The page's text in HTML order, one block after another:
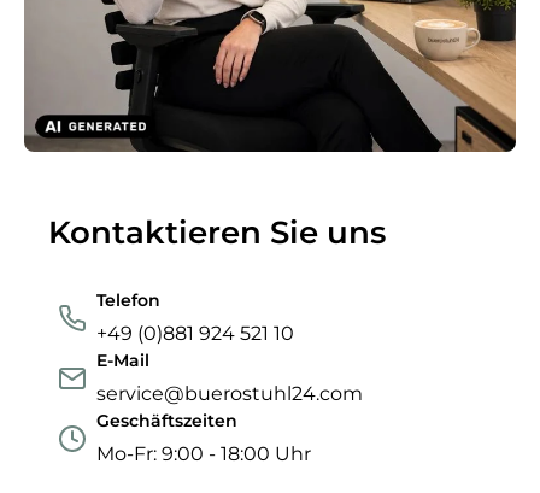
Kontaktieren Sie uns
Telefon
+49 (0)881 924 521 10
E-Mail
service@buerostuhl24.com
Geschäftszeiten
Mo-Fr: 9:00 - 18:00 Uhr